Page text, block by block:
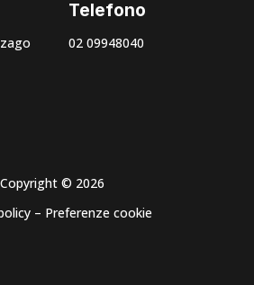
Telefono
02 09948040
Copyright © 2026
– Preferenze cookie